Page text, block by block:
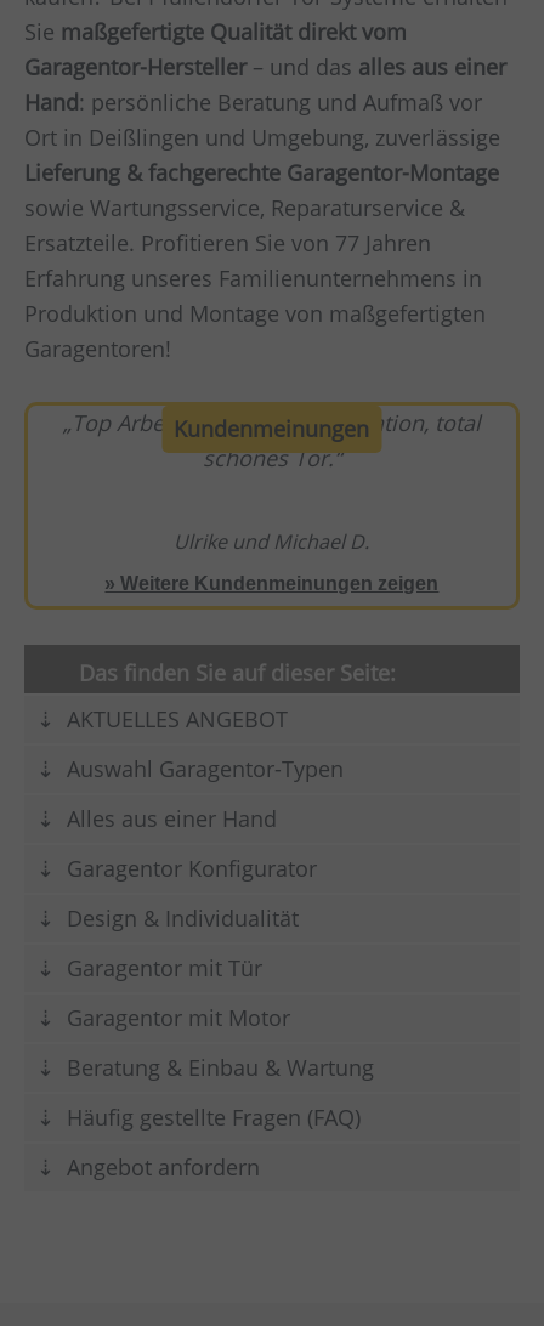
Sie maßgefertigte Qualität direkt vom
Garagentor-Hersteller– und das alles aus einer
Hand: persönliche Beratung und Aufmaß vor
Ort in Deißlingen und Umgebung, zuverlässige
Lieferung & fachgerechte Garagentor-Montage
sowie Wartungsservice, Reparaturservice &
Ersatzteile. Profitieren Sie von 77 Jahren
Erfahrung unseres Familienunternehmens in
Produktion und Montage von maßgefertigten
Garagentoren!
Kundenmeinungen
Top Arbeit, offene Kommunikation, total
schönes Tor.
Ulrike und Michael D.
» Weitere Kundenmeinungen zeigen
Das finden Sie auf dieser Seite:
AKTUELLES ANGEBOT
Auswahl Garagentor-Typen
Alles aus einer Hand
Garagentor Konfigurator
Design & Individualität
Garagentor mit Tür
Garagentor mit Motor
Beratung & Einbau & Wartung
Häufig gestellte Fragen (FAQ)
Angebot anfordern